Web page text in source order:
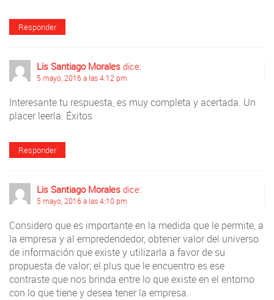
Responder
Lis Santiago Morales dice:
5 mayo, 2016 a las 4:12 pm
Interesante tu respuesta, es muy completa y acertada. Un
placer leerla. Éxitos
Responder
Lis Santiago Morales dice:
5 mayo, 2016 a las 4:10 pm
Considero que es importante en la medida que le permite, a
la empresa y al empredendedor, obtener valor del universo
de información que existe y utilizarla a favor de su
propuesta de valor; el plus que le encuentro es ese
contraste que nos brinda entre lo que existe en el entorno
con lo que tiene y desea tener la empresa.